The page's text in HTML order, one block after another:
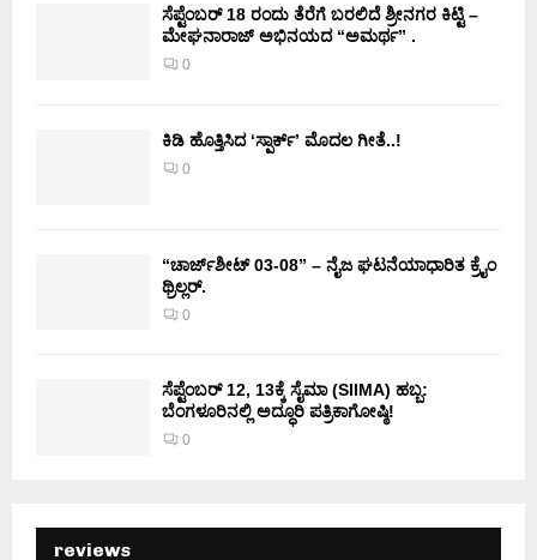
ಸೆಪ್ಟೆಂಬರ್ 18 ರಂದು ತೆರೆಗೆ ಬರಲಿದೆ ಶ್ರೀನಗರ ಕಿಟ್ಟಿ –
ಮೇಘನಾರಾಜ್ ಅಭಿನಯದ “ಅಮರ್ಥ” .
0
ಕಿಡಿ‌‌ ಹೊತ್ತಿಸಿದ ‘ಸ್ಪಾರ್ಕ್’ ಮೊದಲ‌ ಗೀತೆ..!
0
“ಚಾರ್ಜ್‌ಶೀಟ್ 03-08” – ನೈಜ ಘಟನೆಯಾಧಾರಿತ ಕ್ರೈಂ
ಥ್ರಿಲ್ಲರ್.
0
ಸೆಪ್ಟೆಂಬರ್ 12, 13ಕ್ಕೆ ಸೈಮಾ (SIIMA) ಹಬ್ಬ:
ಬೆಂಗಳೂರಿನಲ್ಲಿ ಅದ್ಧೂರಿ ಪತ್ರಿಕಾಗೋಷ್ಠಿ!
0
reviews